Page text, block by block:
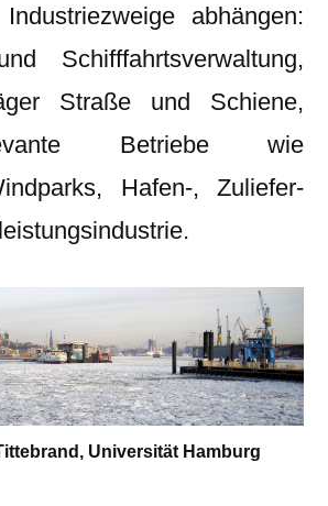
abhängen:
Schifffahrtsverwaltung,
Straße und Schiene,
Betriebe wie
Hafen-, Zuliefer-
Universität Hamburg